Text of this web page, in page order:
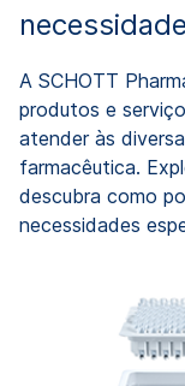
necessidade
A SCHOTT
produtos e
atender às
farmacêutica.
descubra como
necessidades